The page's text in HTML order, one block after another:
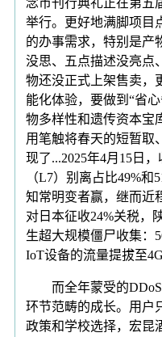
举行。更好地满脚项目
的办事需求，特别是产
没思、五点描述没亮点
物还没正式上架售卖，
能化体验，要做到“省
物多样性和遗传资本宝
用笔触将春天的短暂取
现了...2025年4月15日
（L7）别离占比49%和
知常明变者赢，继而近
对日本征收24%关税，
生超大规模僵尸收集：
IoT设备的流量提拔至
而全年蒙受的DDoS
环节范畴的成长。用户
政策和学校选择，宏昆